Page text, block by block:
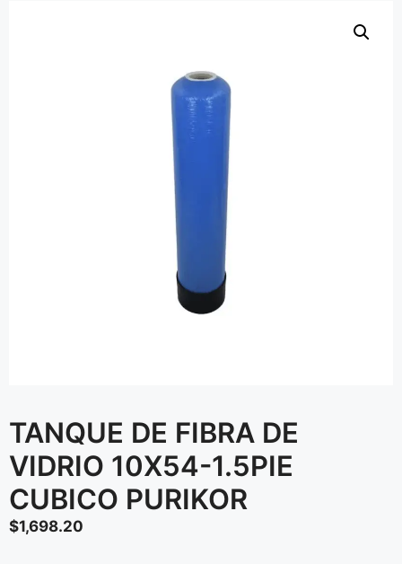
TANQUE DE FIBRA DE
VIDRIO 10X54-1.5PIE
CUBICO PURIKOR
$1,698.20